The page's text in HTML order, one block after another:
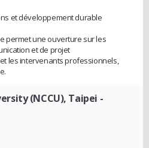
et développement durable
permet une ouverture sur les
et de projet
les intervenants professionnels,
(NCCU), Taipei -